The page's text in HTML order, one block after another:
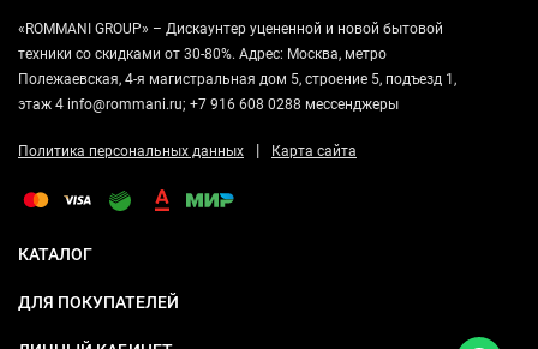
«ROMMANI GROUP» – Дискаунтер уцененной и новой бытовой
техники со скидками от 30-80%. Адрес: Москва, метро
Полежаевская, 4-я магистральная дом 5, строение 5, подъезд 1,
этаж 4 info@rommani.ru; +7 916 608 0288 мессенджеры
Политика персональных данных | Карта сайта
КАТАЛОГ
ДЛЯ ПОКУПАТЕЛЕЙ